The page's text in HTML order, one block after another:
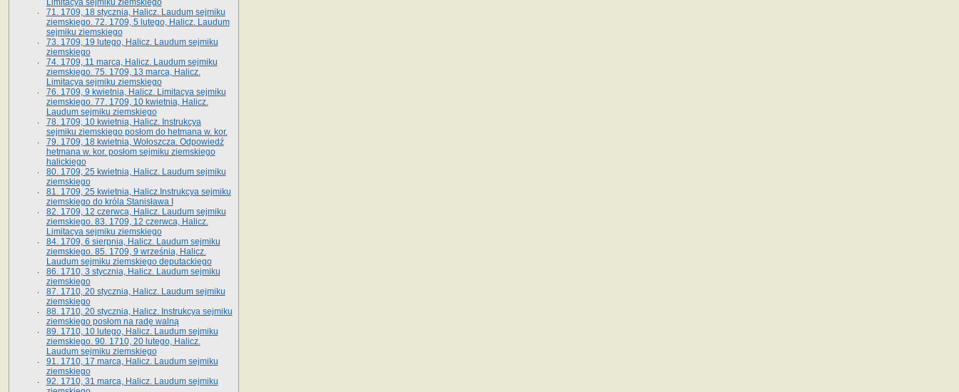
Limitacya sejmiku ziemskiego
71. 1709, 18 stycznia, Halicz. Laudum sejmiku
ziemskiego. 72. 1709, 5 lutego, Halicz. Laudum
sejmiku ziemskiego
73. 1709, 19 lutego, Halicz. Laudum sejmiku
ziemskiego
74. 1709, 11 marca, Halicz. Laudum sejmiku
ziemskiego. 75. 1709, 13 marca, Halicz.
Limitacya sejmiku ziemskiego
76. 1709, 9 kwietnia, Halicz. Limitacya sejmiku
ziemskiego. 77. 1709, 10 kwietnia, Halicz.
Laudum sejmiku ziemskiego
78. 1709, 10 kwietnia, Halicz. Instrukcya
sejmiku ziemskiego posłom do hetmana w. kor.
79. 1709, 18 kwietnia, Wołoszcza. Odpowiedź
hetmana w. kor. posłom sejmiku ziemskiego
halickiego
80. 1709, 25 kwietnia, Halicz. Laudum sejmiku
ziemskiego
81. 1709, 25 kwietnia, Halicz.Instrukcya sejmiku
ziemskiego do króla Stanisława I
82. 1709, 12 czerwca, Halicz. Laudum sejmiku
ziemskiego. 83. 1709, 12 czerwca, Halicz.
Limitacya sejmiku ziemskiego
84. 1709, 6 sierpnia, Halicz. Laudum sejmiku
ziemskiego. 85. 1709, 9 września, Halicz.
Laudum sejmiku ziemskiego deputackiego
86. 1710, 3 stycznia, Halicz. Laudum sejmiku
ziemskiego
87. 1710, 20 stycznia, Halicz. Laudum sejmiku
ziemskiego
88. 1710, 20 stycznia, Halicz. Instrukcya sejmiku
ziemskiego posłom na radę walną
89. 1710, 10 lutego, Halicz. Laudum sejmiku
ziemskiego. 90. 1710, 20 lutego, Halicz.
Laudum sejmiku ziemskiego
91. 1710, 17 marca, Halicz. Laudum sejmiku
ziemskiego
92. 1710, 31 marca, Halicz. Laudum sejmiku